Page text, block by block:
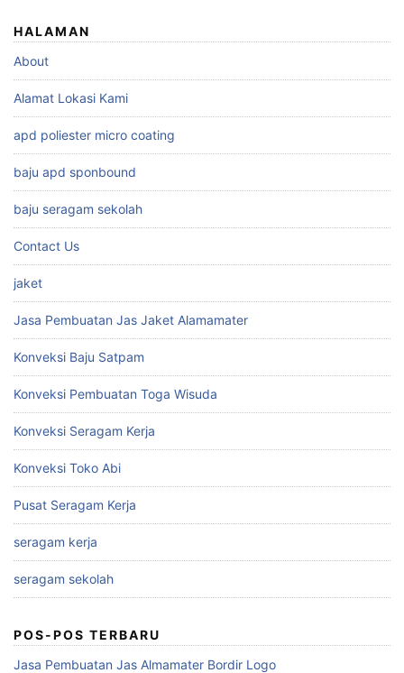
HALAMAN
About
Alamat Lokasi Kami
apd poliester micro coating
baju apd sponbound
baju seragam sekolah
Contact Us
jaket
Jasa Pembuatan Jas Jaket Alamamater
Konveksi Baju Satpam
Konveksi Pembuatan Toga Wisuda
Konveksi Seragam Kerja
Konveksi Toko Abi
Pusat Seragam Kerja
seragam kerja
seragam sekolah
POS-POS TERBARU
Jasa Pembuatan Jas Almamater Bordir Logo